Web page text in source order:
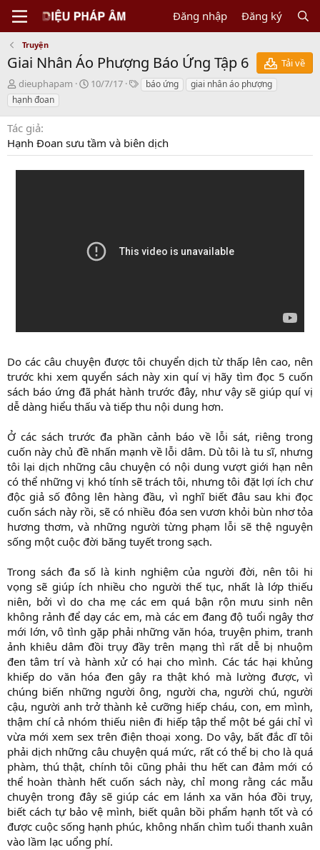
Đăng nhập Đăng ký
Truyện
Giai Nhân Áo Phượng Báo Ứng Tập 6
Tải về
N
g
ư
i
g
i
dieuphapam
C
i
n
10/7/17
T báo ứng
giai nhân áo phượng
hạnh đoan
Tác giả
Hạnh Đoan sưu tầm và biên dịch
Do các câu chuyện được tôi chuyển dịch từ thấp lên cao, nên
trước khi xem quyển sách này xin quí vị hãy tìm đọc 5 cuốn
sách báo ứng đã phát hành trước đây, như vậy sẽ giúp quí vị
dễ dàng hiểu thấu và tiếp thu nội dung hơn.
Ở các sách trước đa phần cảnh báo về lỗi sát, riêng trong
cuốn này chủ đề nhấn mạnh về lỗi dâm. Dù tôi là tu sĩ, nhưng
tôi lại dịch những câu chuyện có nội dung vượt giới hạn nên
có thể những vị khó tính sẽ trách tôi, nhưng tôi đặt lợi ích chư
độc giả số đông lên hàng đầu, vì nghĩ biết đâu sau khi đọc
cuốn sách này rồi, sẽ có nhiều đóa sen vươn khỏi bùn nhơ tỏa
hương thơm, và những người từng phạm lỗi sẽ thệ nguyện
sống một cuộc đời băng tuyết trong sạch.
Trong sách đa số là kinh nghiệm của người đời, nên tôi hi
vọng sẽ giúp ích nhiều cho người thế tục, nhất là lớp thiếu
niên, bởi vì do cha mẹ các em quá bận rộn mưu sinh nên
không rảnh để dạy các em, mà các em đang độ tuổi ngây thơ
mới lớn, vô tình gặp phải những văn hóa, truyện phim, tranh
ảnh khiêu dâm đồi trụy đầy trên mạng thì rất dễ bị nhuộm
đen tâm trí và hành xử có hại cho mình. Các tác hại khủng
khiếp do văn hóa đen gây ra thật khó mà lường được, vì
chúng biến những người ông, người cha, người chú, người
cậu, người anh trở thành kẻ cưỡng hiếp cháu, con, em mình,
thậm chí cả nhóm thiếu niên đi hiếp tập thể một bé gái chỉ vì
vừa mới xem sex trên điện thoại xong. Do vậy, bất đắc dĩ tôi
phải dịch những câu chuyện quá mức, rất có thể bị cho là quá
phàm, thú thật, chính tôi cũng phải thu hết can đảm mới có
thể hoàn thành hết cuốn sách này, chỉ mong rằng các mẫu
chuyện trong đây sẽ giúp các em lánh xa văn hóa đồi trụy,
biết cách tự bảo vệ mình, biết quân bồi phẩm hạnh tốt và có
được cuộc sống hạnh phúc, không nhấn chìm tuổi thanh xuân
vào lầm lạc uổng phí.